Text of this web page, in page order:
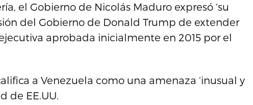
el Gobierno de Nicolás Maduro expresó ‘su
del Gobierno de Donald Trump de extender
aprobada inicialmente en 2015 por el
a Venezuela como una amenaza ‘inusual y
de EE.UU.